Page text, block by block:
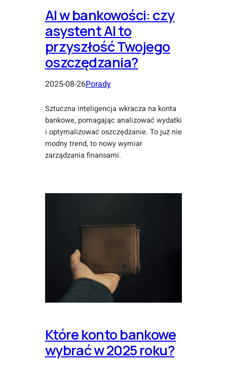
AI w bankowości: czy
asystent AI to
przyszłość Twojego
oszczędzania?
2025-08-26Porady
Sztuczna inteligencja wkracza na konta
bankowe, pomagając analizować wydatki
i optymalizować oszczędzanie. To już nie
modny trend, to nowy wymiar
zarządzania finansami.
Które konto bankowe
wybrać w 2025 roku?